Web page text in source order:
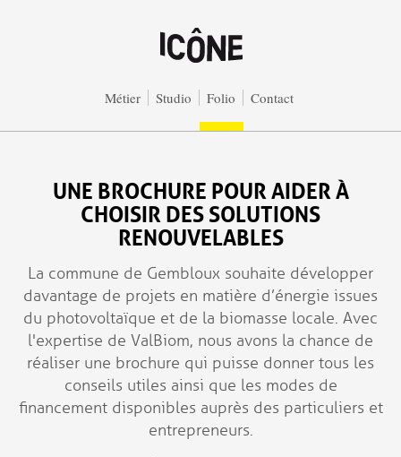
Métier Studio Folio Contact
UNE BROCHURE POUR AIDER À
CHOISIR DES SOLUTIONS
RENOUVELABLES
La commune de Gembloux souhaite développer
davantage de projets en matière d’énergie issues
du photovoltaïque et de la biomasse locale. Avec
l'expertise de ValBiom, nous avons la chance de
réaliser une brochure qui puisse donner tous les
conseils utiles ainsi que les modes de
financement disponibles auprès des particuliers et
entrepreneurs.